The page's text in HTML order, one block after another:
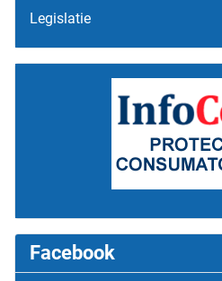
Legislatie
Facebook